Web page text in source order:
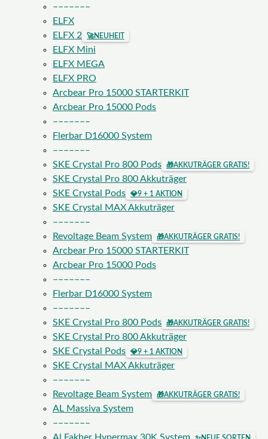
–––––––
ELFX
ELFX 2
🚀NEUHEIT
ELFX Mini
ELFX MEGA
ELFX PRO
Arcbear Pro 15000 STARTERKIT
Arcbear Pro 15000 Pods
–––––––
Flerbar D16000 System
–––––––
SKE Crystal Pro 800 Pods
🎁AKKUTRÄGER GRATIS!
SKE Crystal Pro 800 Akkuträger
SKE Crystal Pods
💎9 + 1 AKTION
SKE Crystal MAX Akkuträger
–––––––
Revoltage Beam System
🎁AKKUTRÄGER GRATIS!
Arcbear Pro 15000 STARTERKIT
Arcbear Pro 15000 Pods
–––––––
Flerbar D16000 System
–––––––
SKE Crystal Pro 800 Pods
🎁AKKUTRÄGER GRATIS!
SKE Crystal Pro 800 Akkuträger
SKE Crystal Pods
💎9 + 1 AKTION
SKE Crystal MAX Akkuträger
–––––––
Revoltage Beam System
🎁AKKUTRÄGER GRATIS!
AL Massiva System
–––––––